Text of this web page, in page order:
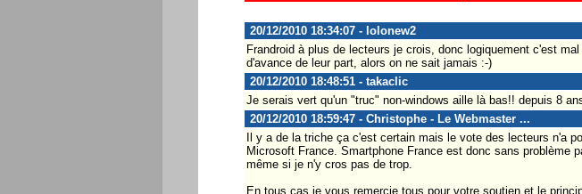
20/12/2010 18:34:07 - lolonew2
Frandroid à plus de lecteurs je crois, donc logiquement c'est
d'avance de leur part, alors on ne sait jamais :-)
20/12/2010 18:48:51 - takaclic
Je serais vert qu'un "truc" non-windows aille là bas!! depuis 8
20/12/2010 18:59:47 - Christophe - Le Webmaster ...
Il y a de la triche ça c'est certain mais le vote des lecteurs n'a
Microsoft France. Smartphone France est donc sans
même si je n'y cros pas de trop.
En tous cas je vous remercie tous pour votre soutien et le